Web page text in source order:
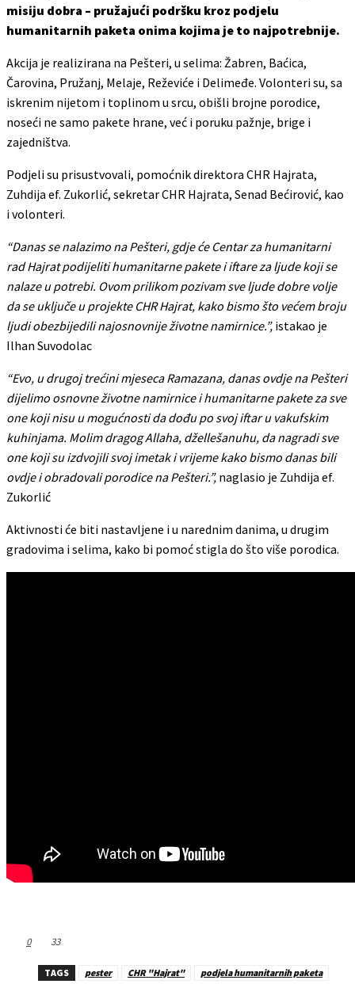
misiju dobra – pružajući podršku kroz podjelu
humanitarnih paketa onima kojima je to najpotrebnije.
Akcija je realizirana na Pešteri, u selima: Žabren, Baćica,
Čarovina, Pružanj, Melaje, Reževiće i Delimeđe. Volonteri su, sa
iskrenim nijetom i toplinom u srcu, obišli brojne porodice,
noseći ne samo pakete hrane, već i poruku pažnje, brige i
zajedništva.
Podjeli su prisustvovali, pomoćnik direktora CHR Hajrata,
Zuhdija ef. Zukorlić, sekretar CHR Hajrata, Senad Bećirović, kao
i volonteri.
“Danas se nalazimo na Pešteri, gdje će Centar za humanitarni
rad Hajrat podijeliti humanitarne pakete i iftare za ljude koji se
nalaze u potrebi. Ovom prilikom pozivam sve ljude dobre volje
da se uključe u projekte CHR Hajrat, kako bismo što većem broju
ljudi obezbijedili najosnovnije životne namirnice.”, istakao je
Ilhan Suvodolac
“Evo, u drugoj trećini mjeseca Ramazana, danas ovdje na Pešteri
dijelimo osnovne životne namirnice i humanitarne pakete za sve
one koji nisu u mogućnosti da dođu po svoj iftar u vakufskim
kuhinjama. Molim dragog Allaha, džellešanuhu, da nagradi sve
one koji su izdvojili svoj imetak i vrijeme kako bismo danas bili
ovdje i obradovali porodice na Pešteri.”, naglasio je Zuhdija ef.
Zukorlić
Aktivnosti će biti nastavljene i u narednim danima, u drugim
gradovima i selima, kako bi pomoć stigla do što više porodica.
0 33
TAGS pester CHR "Hajrat" podjela humanitarnih paketa